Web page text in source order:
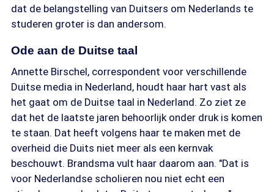
dat de belangstelling van Duitsers om Nederlands te
studeren groter is dan andersom.
Ode aan de Duitse taal
Annette Birschel, correspondent voor verschillende
Duitse media in Nederland, houdt haar hart vast als
het gaat om de Duitse taal in Nederland. Zo ziet ze
dat het de laatste jaren behoorlijk onder druk is komen
te staan. Dat heeft volgens haar te maken met de
overheid die Duits niet meer als een kernvak
beschouwt. Brandsma vult haar daarom aan. "Dat is
voor Nederlandse scholieren nou niet echt een